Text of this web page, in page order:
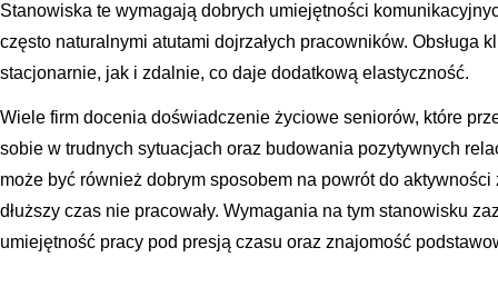
Stanowiska te wymagają dobrych umiejętności
często naturalnymi atutami dojrzałych pracowników. Obsługa
stacjonarnie, jak i zdalnie, co daje dodatkową elastyczność.
Wiele firm docenia doświadczenie życiowe seniorów, które
sobie w trudnych sytuacjach oraz budowania pozytywnych
może być również dobrym sposobem na powrót do
dłuższy czas nie pracowały. Wymagania na tym stanowisku
umiejętność pracy pod presją czasu oraz znajomość